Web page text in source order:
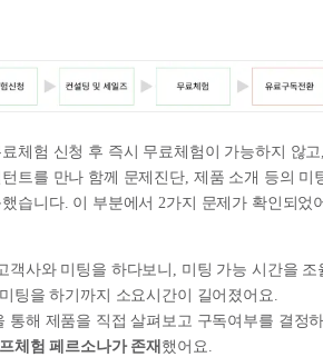
체험 신청 후 즉시 무료체험이 가능하지 않
트를 만나 함께 문제진단, 제품 소개 등의 미
습니다. 이 부분에서 2가지 문제가 확인되었
객사와 미팅을 하다보니, 미팅 가능 시간을 조
팅을 하기까지 소요시간이 길어졌어요.
통해 제품을 직접 살펴보고 구독여부를 결정
체험 페르소나가 존재 했어요.